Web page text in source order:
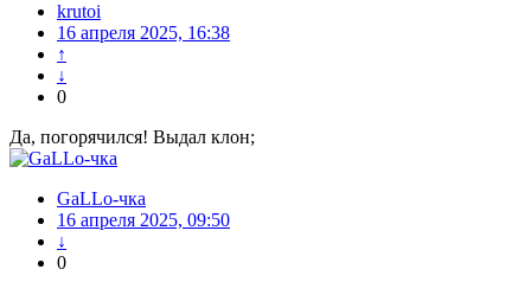
krutoi
16 апреля 2025, 16:38
↑
↓
0
Да, погорячился! Выдал клон;
GaLLo-чка
16 апреля 2025, 09:50
↓
0